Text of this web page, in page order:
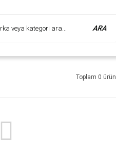
ARA
Toplam 0 ürün